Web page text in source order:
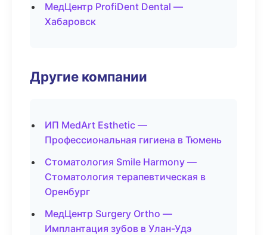
МедЦентр ProfiDent Dental —
Хабаровск
Другие компании
ИП MedArt Esthetic —
Профессиональная гигиена в Тюмень
Стоматология Smile Harmony —
Стоматология терапевтическая в
Оренбург
МедЦентр Surgery Ortho —
Имплантация зубов в Улан-Удэ